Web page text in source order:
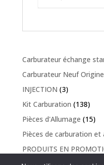
Carburateur échange
Carburateur Neuf Origine
INJECTION (3)
Kit Carburation (138)
Pièces d'Allumage (15)
Pièces de carburation et
PRODUITS EN